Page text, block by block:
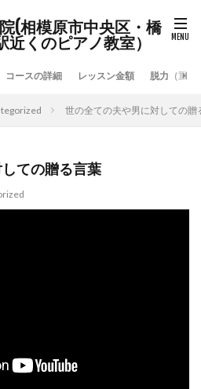
(相模原市中央区・橋
くのピアノ教室）
コースの詳細 レッスン金額 脱力（重力
世の全ての夫や男に対しての贈
ての贈る言葉